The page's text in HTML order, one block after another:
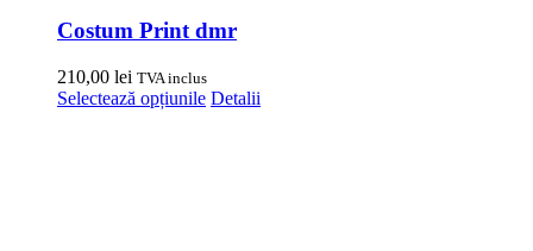
Costum Print dmr
210,00 lei TVA inclus
Selectează opțiunile Acest
Detalii